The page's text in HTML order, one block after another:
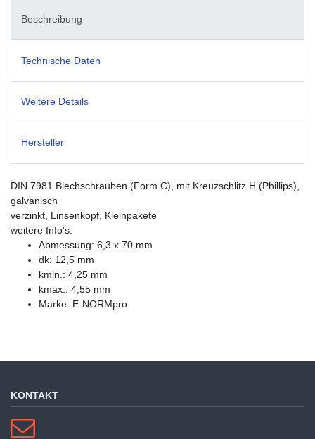
Beschreibung
Technische Daten
Weitere Details
Hersteller
DIN 7981 Blechschrauben (Form C), mit Kreuzschlitz H (Phillips),
galvanisch
verzinkt, Linsenkopf, Kleinpakete
weitere Info's:
Abmessung: 6,3 x 70 mm
dk: 12,5 mm
kmin.: 4,25 mm
kmax.: 4,55 mm
Marke: E-NORMpro
KONTAKT